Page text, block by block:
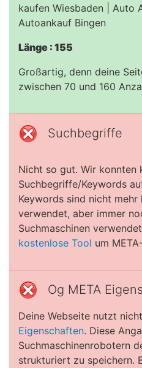
kaufen Wiesbaden | Auto
Autoankauf Bingen
Länge : 155
Großartig, denn deine
zwischen 70 und 160
Suchbegriffe
Nicht so gut. Wir konnten
Suchbegriffe/Keywords
Keywords sind nicht
verwendet, aber immer
Suchmaschinen
kostenlose Tool um
Og META
Deine Webseite nutzt
Eigenschaften. Diese
Suchmaschinenrobotern
strukturiert zu speichern.